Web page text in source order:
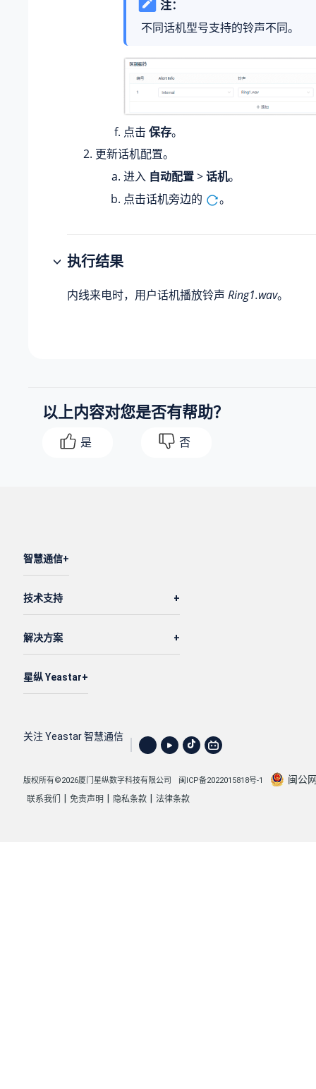
注：
不同话机型号支持的铃声不同。
点击 保存。
更新话机配置。
进入 自动配置>话机。
点击话机旁边的
。
执行结果
内线来电时，用户话机播放铃声 Ring1.wav。
以上内容对您是否有帮助？
是 否
智慧通信
技术支持
解决方案
星纵 Yeastar
关注 Yeastar 智慧通信
版权所有©2026厦门星纵数字科技有限公司 闽ICP备2022015818号-1 闽公
联系我们 免责声明 隐私条款 法律条款